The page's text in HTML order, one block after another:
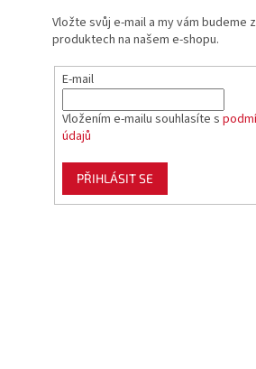
Vložte svůj e-mail a my vám budeme
produktech na našem e-shopu.
E-mail
Vložením e-mailu souhlasíte s
údajů
PŘIHLÁSIT SE